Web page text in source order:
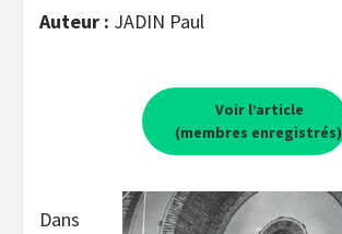
Auteur : JADIN Paul
Voir l’article
(membres enregistrés)
Dans